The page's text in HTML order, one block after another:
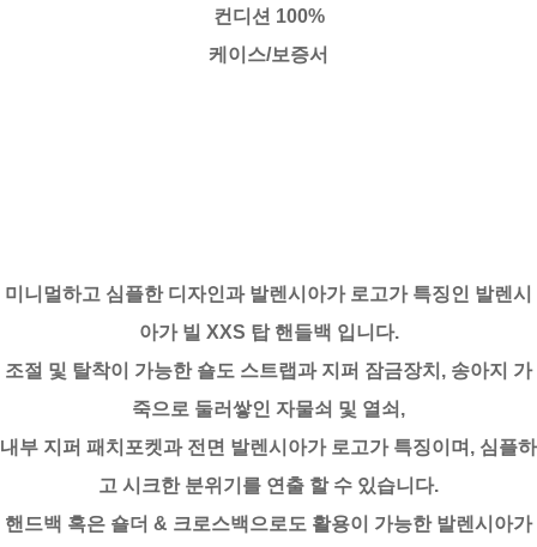
컨디션 100%
케이스/보증서
미니멀하고 심플한 디자인과 발렌시아가 로고가 특징인 발렌시
아가 빌 XXS 탑 핸들백 입니다.
조절 및 탈착이 가능한 숄도 스트랩과 지퍼 잠금장치, 송아지 가
죽으로 둘러쌓인 자물쇠 및 열쇠,
내부 지퍼 패치포켓과 전면 발렌시아가 로고가 특징이며, 심플하
고 시크한 분위기를 연출 할 수 있습니다.
핸드백 혹은 숄더 & 크로스백으로도 활용이 가능한 발렌시아가